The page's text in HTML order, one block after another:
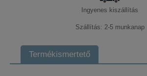
Ingyenes kiszállítás
Szállítás: 2-5 munkanap
Termékismertető